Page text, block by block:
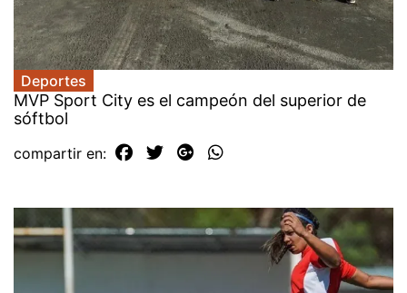
Deportes
MVP Sport City es el campeón del superior de
sóftbol
compartir en: